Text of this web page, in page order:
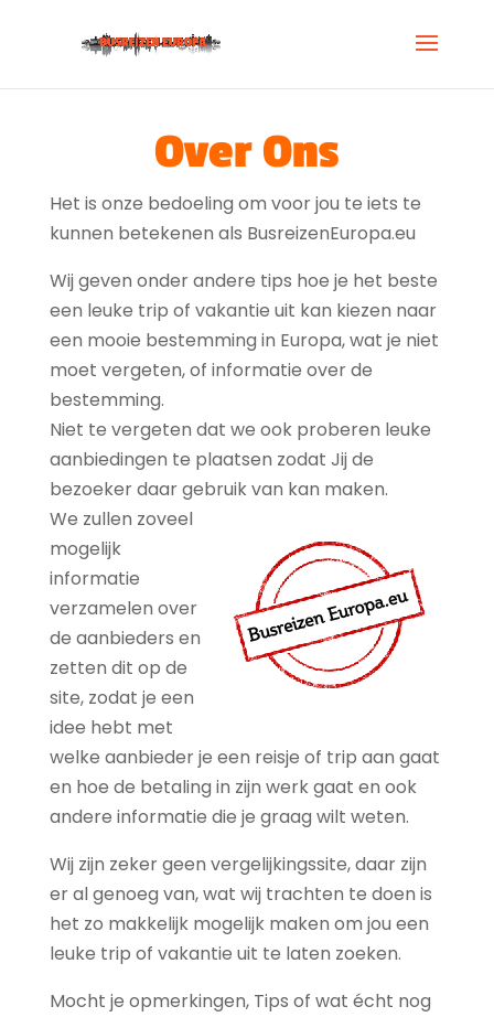
Over Ons
Het is onze bedoeling om voor jou te iets te
kunnen betekenen als BusreizenEuropa.eu
Wij geven onder andere tips hoe je het beste
een leuke trip of vakantie uit kan kiezen naar
een mooie bestemming in Europa, wat je niet
moet vergeten, of informatie over de
bestemming.
Niet te vergeten dat we ook proberen leuke
aanbiedingen te plaatsen zodat Jij de
bezoeker daar gebruik van kan maken.
We zullen zoveel
mogelijk
informatie
verzamelen over
de aanbieders en
zetten dit op de
site, zodat je een
idee hebt met
welke aanbieder je een reisje of trip aan gaat
en hoe de betaling in zijn werk gaat en ook
andere informatie die je graag wilt weten.
Wij zijn zeker geen vergelijkingssite, daar zijn
er al genoeg van, wat wij trachten te doen is
het zo makkelijk mogelijk maken om jou een
leuke trip of vakantie uit te laten zoeken.
Mocht je opmerkingen, Tips of wat écht nog